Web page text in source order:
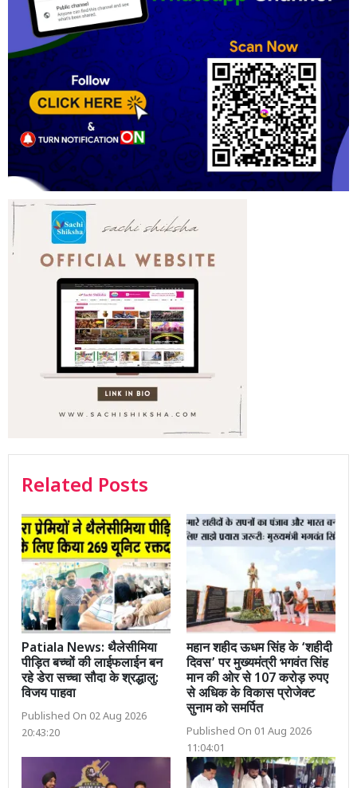
Related Posts
Patiala News: थैलेसीमिया
पीड़ित बच्चों की लाईफलाईन बन
रहे डेरा सच्चा सौदा के श्रद्धालु:
विजय पाहवा
Published On 02 Aug 2026
20:43:20
महान शहीद ऊधम सिंह के ‘शहीदी
दिवस’ पर मुख्यमंत्री भगवंत सिंह
मान की ओर से 107 करोड़ रुपए
से अधिक के विकास प्रोजेक्ट
सुनाम को समर्पित
Published On 01 Aug 2026
11:04:01